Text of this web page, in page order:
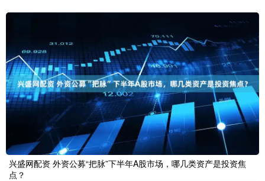
兴盛网配资 外资公募“把脉”下半年A股市场，哪几类资产是投资焦
点？